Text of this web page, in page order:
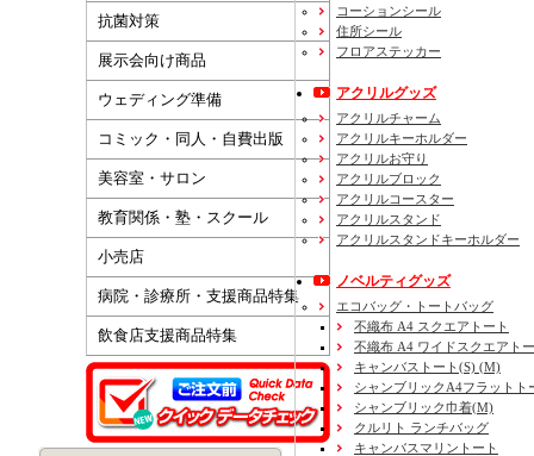
抗菌対策
展示会向け商品
ウェディング準備
コミック・同人・自費出版
美容室・サロン
教育関係・塾・スクール
小売店
病院・診療所・支援商品特集
飲食店支援商品特集
コーションシール
住所シール
フロアステッカー
アクリルグッズ
アクリルチャーム
アクリルキーホルダー
アクリルお守り
アクリルブロック
アクリルコースター
アクリルスタンド
アクリルスタンドキーホルダー
ノベルティグッズ
エコバッグ・トートバッグ
不織布 A4 スクエアトート
不織布 A4 ワイドスクエアト
キャンバストート(S) (M)
シャンブリックA4フラットト
シャンブリック巾着(M)
クルリト ランチバッグ
キャンバスマリントート